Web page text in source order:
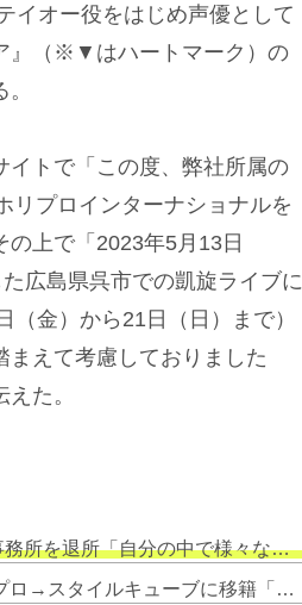
イオー役をはじめ声優として
』（※▼はハートマーク）の
トで「この度、弊社所属の
リプロインターナショナルを
上で「2023年5月13日
広島県呉市での凱旋ライブに
金）から21日（日）まで）
えて考慮しておりました
た。
の中で様々な思いや夢が生まれました」
2. 『ウマ娘』トウカイテイオー役・ Machico、ホリプロ→スタイルキューブに移籍「新たな場所でまた1から頑張ります！」